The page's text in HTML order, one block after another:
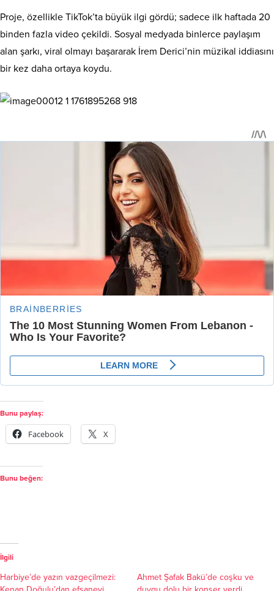
Proje, özellikle TikTok’ta büyük ilgi gördü; sadece ilk haftada 20
binden fazla video çekildi. Sosyal medyada binlerce paylaşım
alan şarkı, viral olmayı başararak İrem Derici’nin müzikal iddiasını
bir kez daha ortaya koydu.
Bunu paylaş:
Facebook X
Bunu beğen:
İlgili
Harbiye’de yazın vazgeçilmezi:
Ahmet Şafak Bakü’de coşku ve